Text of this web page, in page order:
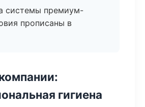
системы премиум-
прописаны в
гигиена